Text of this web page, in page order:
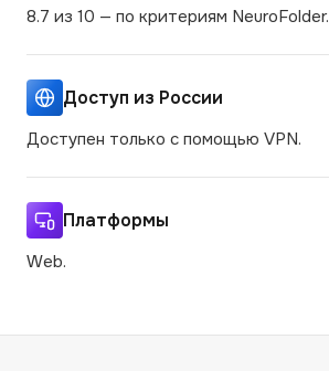
8.7 из 10 — по критериям NeuroFolder.
Доступ из России
Доступен только с помощью VPN.
Платформы
Web.